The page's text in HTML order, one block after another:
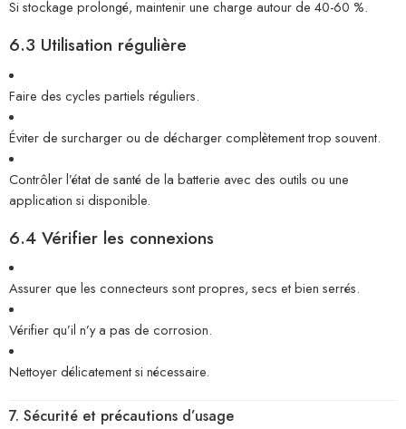
Si stockage prolongé, maintenir une charge autour de 40-60 %.
6.3 Utilisation régulière
Faire des cycles partiels réguliers.
Éviter de surcharger ou de décharger complètement trop souvent.
Contrôler l’état de santé de la batterie avec des outils ou une
application si disponible.
6.4 Vérifier les connexions
Assurer que les connecteurs sont propres, secs et bien serrés.
Vérifier qu’il n’y a pas de corrosion.
Nettoyer délicatement si nécessaire.
7. Sécurité et précautions d’usage